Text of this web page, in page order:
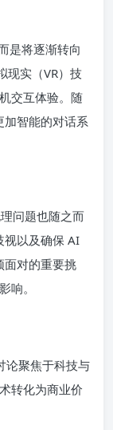
是将逐渐转向
现实（VR）技
交互体验。随
智能的对话系
问题也随之而
视以及确保 AI
面对的重要挑
响。
论聚焦于科技与
转化为商业价